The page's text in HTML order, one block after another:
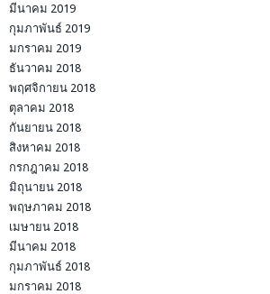
มีนาคม 2019
กุมภาพันธ์ 2019
มกราคม 2019
ธันวาคม 2018
พฤศจิกายน 2018
ตุลาคม 2018
กันยายน 2018
สิงหาคม 2018
กรกฎาคม 2018
มิถุนายน 2018
พฤษภาคม 2018
เมษายน 2018
มีนาคม 2018
กุมภาพันธ์ 2018
มกราคม 2018